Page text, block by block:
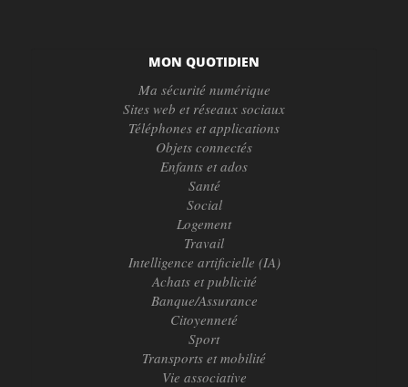
MON QUOTIDIEN
Ma sécurité numérique
Sites web et réseaux sociaux
Téléphones et applications
Objets connectés
Enfants et ados
Santé
Social
Logement
Travail
Intelligence artificielle (IA)
Achats et publicité
Banque/Assurance
Citoyenneté
Sport
Transports et mobilité
Vie associative